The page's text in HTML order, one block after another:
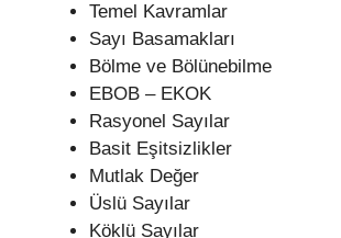
Temel Kavramlar
Sayı Basamakları
Bölme ve Bölünebilme
EBOB – EKOK
Rasyonel Sayılar
Basit Eşitsizlikler
Mutlak Değer
Üslü Sayılar
Köklü Sayılar